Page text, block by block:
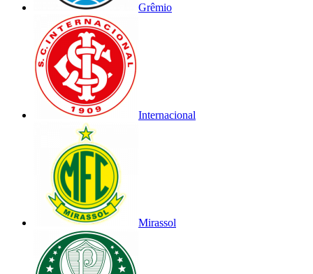
Grêmio
Internacional
Mirassol